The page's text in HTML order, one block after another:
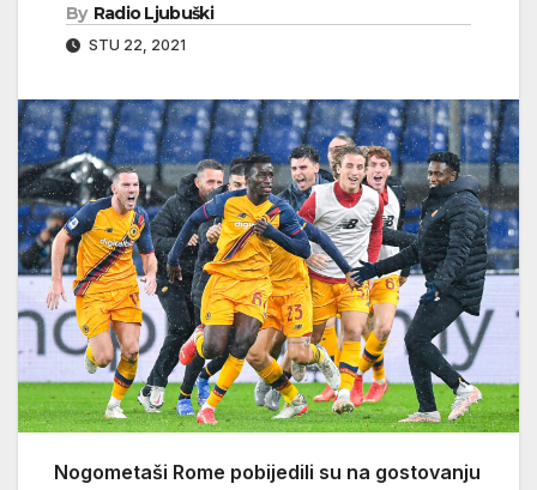
By Radio Ljubuški
STU 22, 2021
Nogometaši Rome pobijedili su na gostovanju